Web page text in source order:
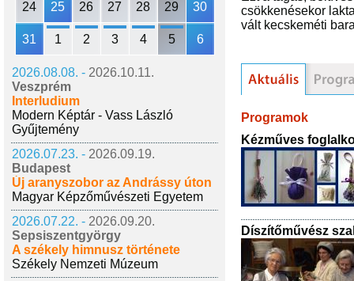
24 25 26 27 28 29 30
31 1 2 3 4 5 6
2026.08.08. - 2026.10.11.
Veszprém
Interludium
Modern Képtár - Vass László
Gyűjtemény
2026.07.23. - 2026.09.19.
Budapest
Új aranyszobor az Andrássy úton
Magyar Képzőművészeti Egyetem
2026.07.22. - 2026.09.20.
Sepsiszentgyörgy
A székely himnusz története
Székely Nemzeti Múzeum
csökkenésekor
vált kecskeméti
Programok
Kézműves
Díszítőművész